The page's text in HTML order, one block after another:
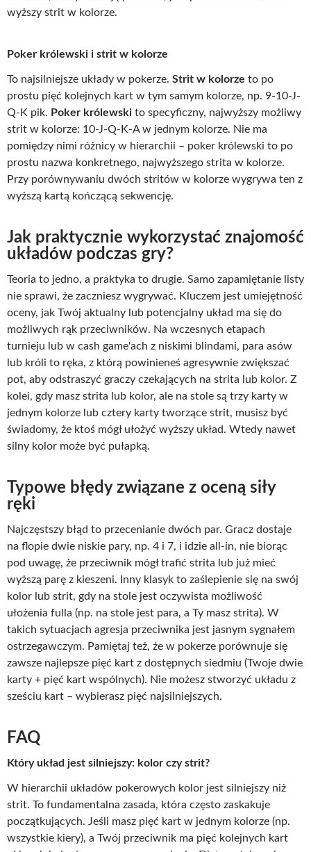
wyższy strit w kolorze.
Poker królewski i strit w kolorze
To najsilniejsze układy w pokerze. Strit w kolorze to po
prostu pięć kolejnych kart w tym samym kolorze, np. 9-10-J-
Q-K pik. Poker królewski to specyficzny, najwyższy możliwy
strit w kolorze: 10-J-Q-K-A w jednym kolorze. Nie ma
pomiędzy nimi różnicy w hierarchii – poker królewski to po
prostu nazwa konkretnego, najwyższego strita w kolorze.
Przy porównywaniu dwóch stritów w kolorze wygrywa ten z
wyższą kartą kończącą sekwencję.
Jak praktycznie wykorzystać znajomość
układów podczas gry?
Teoria to jedno, a praktyka to drugie. Samo zapamiętanie listy
nie sprawi, że zaczniesz wygrywać. Kluczem jest umiejętność
oceny, jak Twój aktualny lub potencjalny układ ma się do
możliwych rąk przeciwników. Na wczesnych etapach
turnieju lub w cash game'ach z niskimi blindami, para asów
lub króli to ręka, z którą powinieneś agresywnie zwiększać
pot, aby odstraszyć graczy czekających na strita lub kolor. Z
kolei, gdy masz strita lub kolor, ale na stole są trzy karty w
jednym kolorze lub cztery karty tworzące strit, musisz być
świadomy, że ktoś mógł ułożyć wyższy układ. Wtedy nawet
silny kolor może być pułapką.
Typowe błędy związane z oceną siły
ręki
Najczęstszy błąd to przecenianie dwóch par. Gracz dostaje
na flopie dwie niskie pary, np. 4 i 7, i idzie all-in, nie biorąc
pod uwagę, że przeciwnik mógł trafić strita lub już mieć
wyższą parę z kieszeni. Inny klasyk to zaślepienie się na swój
kolor lub strit, gdy na stole jest oczywista możliwość
ułożenia fulla (np. na stole jest para, a Ty masz strita). W
takich sytuacjach agresja przeciwnika jest jasnym sygnałem
ostrzegawczym. Pamiętaj też, że w pokerze porównuje się
zawsze najlepsze pięć kart z dostępnych siedmiu (Twoje dwie
karty + pięć kart wspólnych). Nie możesz stworzyć układu z
sześciu kart – wybierasz pięć najsilniejszych.
FAQ
Który układ jest silniejszy: kolor czy strit?
W hierarchii układów pokerowych kolor jest silniejszy niż
strit. To fundamentalna zasada, która często zaskakuje
początkujących. Jeśli masz pięć kart w jednym kolorze (np.
wszystkie kiery), a Twój przeciwnik ma pięć kolejnych kart